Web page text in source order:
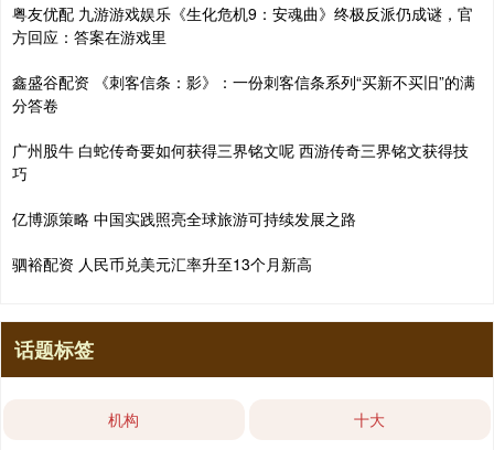
粤友优配 九游游戏娱乐《生化危机9：安魂曲》终极反派仍成谜，官
方回应：答案在游戏里
鑫盛谷配资 《刺客信条：影》：一份刺客信条系列“买新不买旧”的满
分答卷
广州股牛 白蛇传奇要如何获得三界铭文呢 西游传奇三界铭文获得技
巧
亿博源策略 中国实践照亮全球旅游可持续发展之路
驷裕配资 人民币兑美元汇率升至13个月新高
话题标签
机构 十大